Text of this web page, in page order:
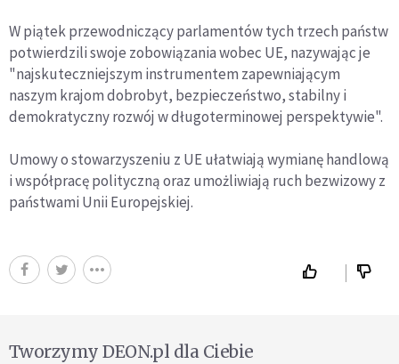
W piątek przewodniczący parlamentów tych trzech państw
potwierdzili swoje zobowiązania wobec UE, nazywając je
"najskuteczniejszym instrumentem zapewniającym
naszym krajom dobrobyt, bezpieczeństwo, stabilny i
demokratyczny rozwój w długoterminowej perspektywie".
Umowy o stowarzyszeniu z UE ułatwiają wymianę handlową
i współpracę polityczną oraz umożliwiają ruch bezwizowy z
państwami Unii Europejskiej.
Tworzymy DEON.pl dla Ciebie